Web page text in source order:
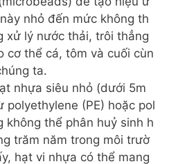
nhỏ đến mức không th
xử lý nước thải, trôi thẳng
cơ thể cá, tôm và cuối cùn
ta.
nhựa siêu nhỏ (dưới 5m
(PE) hoặc pol
không thể phân huỷ sinh h
trăm năm trong môi trườ
hạt vi nhựa có thể mang